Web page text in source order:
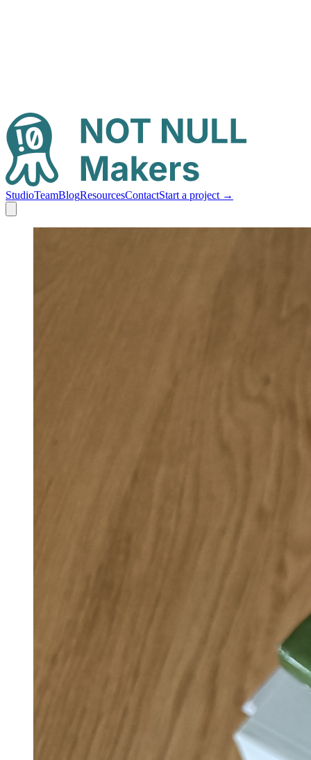
StudioTeamBlogResourcesContactStart a project →